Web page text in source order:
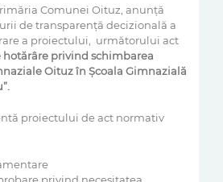
Comunei Oituz, anunţă
de transparenţă decizională a
a proiectului, următorului act
hotărâre privind schimbarea
Oituz în Școala Gimnazială
proiectului de act normativ